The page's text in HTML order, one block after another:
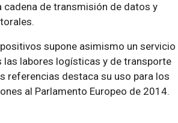
cadena de transmisión de datos y
supone asimismo un servicio
labores logísticas y de transporte
referencias destaca su uso para los
al Parlamento Europeo de 2014.